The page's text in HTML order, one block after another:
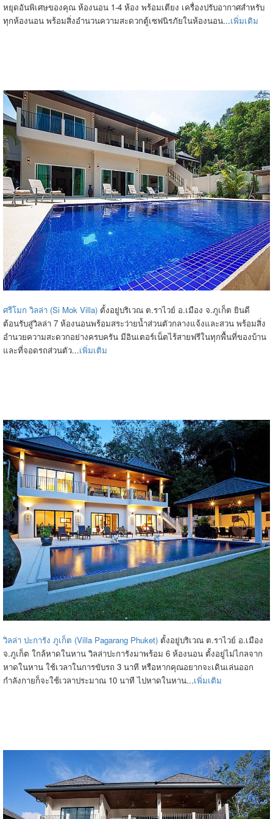
หยุดอันพิเศษของคุณ ห้องนอน 1-4 ห้อง พร้อมเตียง เครื่องปรับอากาศสำหรับ
ทุกห้องนอน พร้อมสิ่งอำนวนความสะดวกตู้เซฟนิรภัยในห้องนอน...เพิ่มเติม
ศรีโมก วิลล่า (Si Mok Villa) ตั้งอยู่บริเวณ ต.ราไวย์ อ.เมือง จ.ภูเก็ต ยินดี
ต้อนรับสู่วิลล่า 7 ห้องนอนพร้อมสระว่ายน้ำส่วนตัวกลางแจ้งและสวน พร้อมสิ่ง
อำนวยความสะดวกอย่างครบครัน มีอินเตอร์เน็ตไร้สายฟรีในทุกพื้นที่ของบ้าน
และที่จอดรถส่วนตัว...เพิ่มเติม
วิลล่า ปะการัง ภูเก็ต (Villa Pagarang Phuket) ตั้งอยู่บริเวณ ต.ราไวย์ อ.เมือง
จ.ภูเก็ต ใกล้หาดในหาน วิลล่าปะการังมาพร้อม 6 ห้องนอน ตั้งอยู่ไม่ไกลจาก
หาดในหาน ใช้เวลาในการขับรถ 3 นาที หรือหากคุณอยากจะเดินเล่นออก
กำลังกายก็จะใช้เวลาประมาณ 10 นาที ไปหาดในหาน...เพิ่มเติม